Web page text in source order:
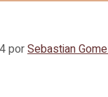
porSebastian